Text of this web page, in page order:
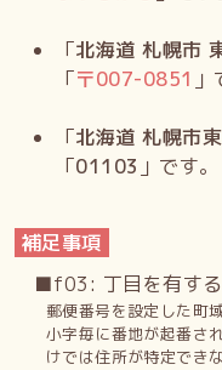
「北海道 札幌市
「〒007-0851 」
「北海道 札幌市
「01103 」です。
補足事項
■f03: 丁目を有する
郵便番号を設定した町
小字毎に番地が起番さ
けでは住所が特定でき